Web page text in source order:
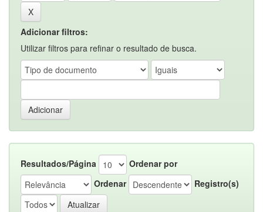
Adicionar filtros:
Utilizar filtros para refinar o resultado de busca.
Resultados/Página
Ordenar por
Ordenar
Registro(s)